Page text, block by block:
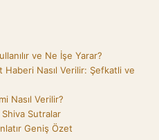
ve Ne İşe Yarar?
Haberi Nasıl Verilir: Şefkatli ve
Nasıl Verilir?
Shiva Sutralar
Geniş Özet